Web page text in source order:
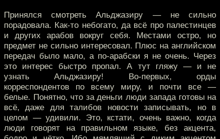
Принялся смотреть Альджазиру — не сильно
порадовала. Как-то небогато, да всё про палестинцев
и других арабов вокруг себя. Местами остро, но
предмет не сильно интересовал. Плюс на английском
передач было мало, а по-арабски я не очень. Через
это интерес быстро пропал. А тут гляжу — и не
узнать Альджазиру! Во-первых, орды
корреспондентов по всему миру, и почти все —
белые. Понятно, что за деньги люди запада готовы на
всё, даже для талибов новости записывать, но в
целом — удивили. Это, кстати, очень важно, когда
люди говорят на правильном языке, без акцента,